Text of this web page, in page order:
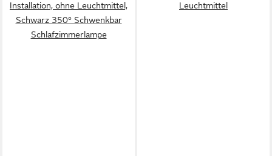
Installation, ohne Leuchtmittel,
Schwarz 350° Schwenkbar
Schlafzimmerlampe
Leuchtmittel